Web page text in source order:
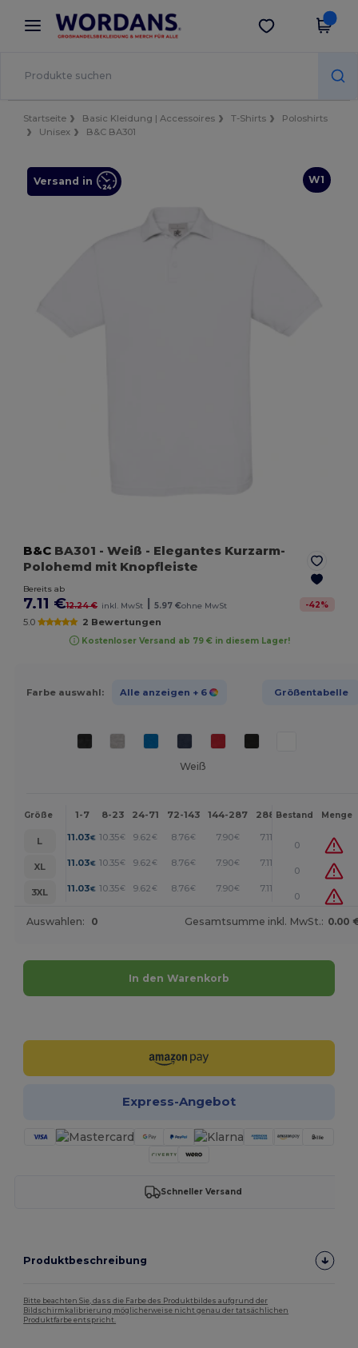
× Wordans App
Bessere Preise in der App!
App holen
Startseite Basic Kleidung | Accessoires T-Shirts
Poloshirts
Unisex
B&C BA301
W1
Versand in
B&C BA301 - Weiß - Elegantes Kurzarm-
Polohemd mit Knopfleiste
Bereits ab
7.11 €12.24 € inkl. MwSt | 5.97 €ohne MwSt -42%
5.0 2 Bewertungen
Kostenloser Versand ab 79 € in diesem Lager!
Farbe auswahl: Alle anzeigen + 6 Größentabelle
Weiß
Größe 1-7 8-23 24-71 72-143 144-287 288 + Mehr
Bestand Menge
L 11.03€ 10.35€ 9.62 € 8.76€ 7.90€ 7.11 +
0
XL
11.03€ 10.35€ 9.62 € 8.76€ 7.90€ 7.11 +
0
3XL
11.03€ 10.35€ 9.62 € 8.76€ 7.90€ 7.11 +
0
Auswahlen: 0 Gesamtsumme inkl. MwSt.: 0.00
In den Warenkorb
Express-Angebot
Schneller Versand
Produktbeschreibung
Bitte beachten Sie, dass die Farbe des Produktbildes aufgrund der
Bildschirmkalibrierung möglicherweise nicht genau der tatsächlichen
Produktfarbe entspricht.